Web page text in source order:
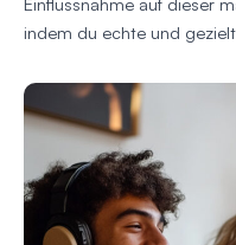
Einflussnahme auf dieser
indem du echte und